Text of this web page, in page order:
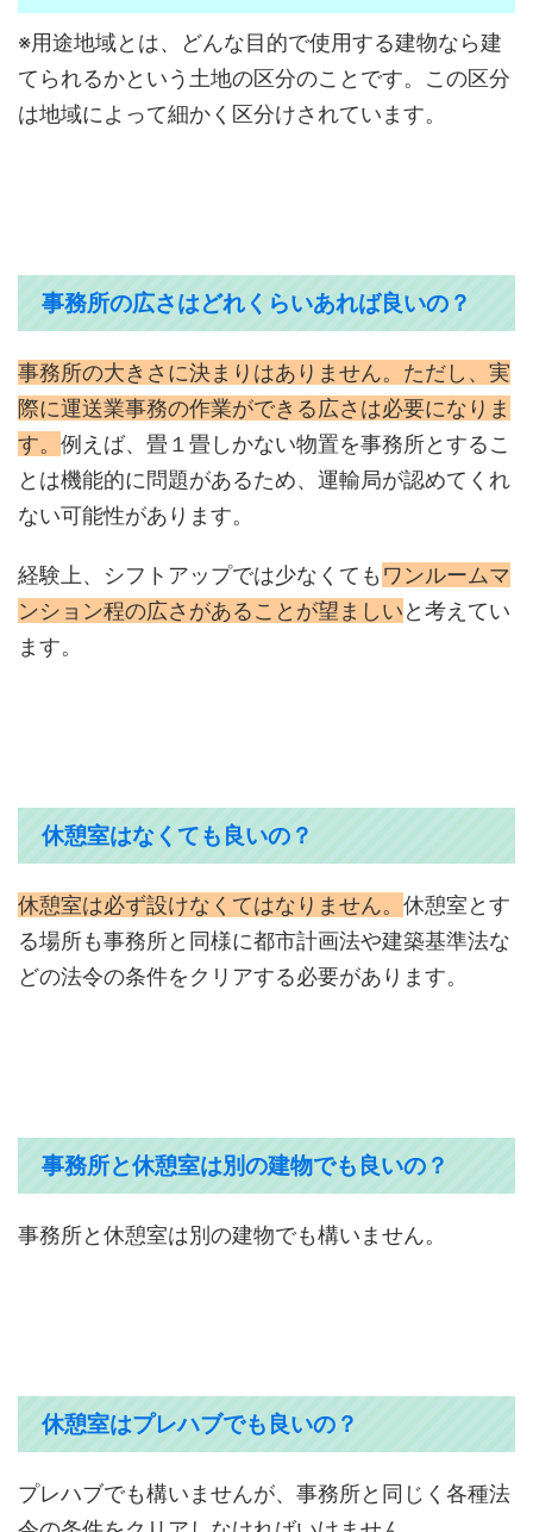
※用途地域とは、どんな目的で使用する建物なら建
てられるかという土地の区分のことです。この区分
は地域によって細かく区分けされています。
事務所の広さはどれくらいあれば良いの？
事務所の大きさに決まりはありません。ただし、実
際に運送業事務の作業ができる広さは必要になりま
す。 例えば、畳１畳しかない物置を事務所とするこ
とは機能的に問題があるため、運輸局が認めてくれ
ない可能性があります。
経験上、シフトアップでは少なくても ワンルームマ
ンション程の広さがあることが望ましいと考えてい
ます。
休憩室はなくても良いの？
休憩室は必ず設けなくてはなりません。 休憩室とす
る場所も事務所と同様に都市計画法や建築基準法な
どの法令の条件をクリアする必要があります。
事務所と休憩室は別の建物でも良いの？
事務所と休憩室は別の建物でも構いません。
休憩室はプレハブでも良いの？
プレハブでも構いませんが、事務所と同じく各種法